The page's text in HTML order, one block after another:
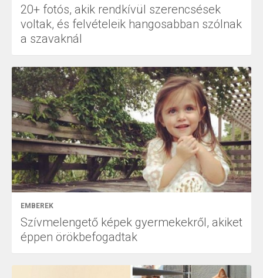
20+ fotós, akik rendkívül szerencsések
voltak, és felvételeik hangosabban szólnak
a szavaknál
EMBEREK
Szívmelengető képek gyermekekről, akiket
éppen örökbefogadtak